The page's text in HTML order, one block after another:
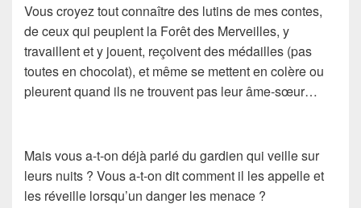
Vous croyez tout connaître des lutins de mes contes,
de ceux qui peuplent la Forêt des Merveilles, y
travaillent et y jouent, reçoivent des médailles (pas
toutes en chocolat), et même se mettent en colère ou
pleurent quand ils ne trouvent pas leur âme-sœur…
Mais vous a-t-on déjà parlé du gardien qui veille sur
leurs nuits ? Vous a-t-on dit comment il les appelle et
les réveille lorsqu’un danger les menace ?